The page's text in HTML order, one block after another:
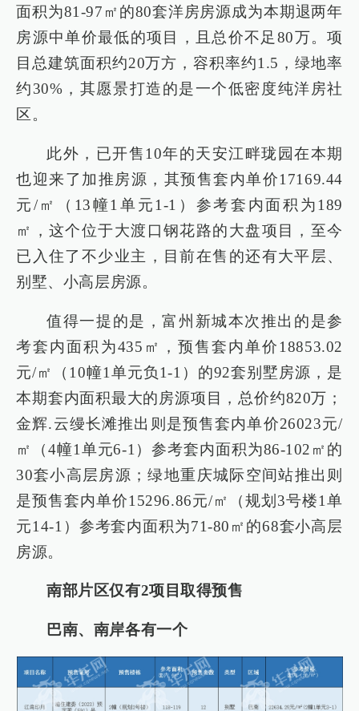
面积为81-97㎡的80套洋房房源成为本期退两年
房源中单价最低的项目，且总价不足80万。项
目总建筑面积约20万方，容积率约1.5，绿地率
约30%，其愿景打造的是一个低密度纯洋房社
区。
此外，已开售10年的天安江畔珑园在本期
也迎来了加推房源，其预售套内单价17169.44
元/㎡（13幢1单元1-1）参考套内面积为189
㎡，这个位于大渡口钢花路的大盘项目，至今
已入住了不少业主，目前在售的还有大平层、
别墅、小高层房源。
值得一提的是，富州新城本次推出的是参
考套内面积为435㎡，预售套内单价18853.02
元/㎡（10幢1单元负1-1）的92套别墅房源，是
本期套内面积最大的房源项目，总价约820万；
金辉.云缦长滩推出则是预售套内单价26023元/
㎡（4幢1单元6-1）参考套内面积为86-102㎡的
30套小高层房源；绿地重庆城际空间站推出则
是预售套内单价15296.86元/㎡（规划3号楼1单
元14-1）参考套内面积为71-80㎡的68套小高层
房源。
南部片区仅有2项目取得预售
巴南、南岸各有一个